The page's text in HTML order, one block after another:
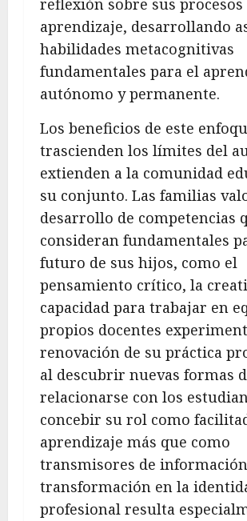
reflexión sobre sus procesos
aprendizaje, desarrollando
habilidades metacognitivas
fundamentales para el
autónomo y permanente.
Los beneficios de este
trascienden los límites del
extienden a la comunidad
su conjunto. Las familias
desarrollo de competencias
consideran fundamentales
futuro de sus hijos, como el
pensamiento crítico, la
capacidad para trabajar en
propios docentes
renovación de su práctica
al descubrir nuevas formas
relacionarse con los
concebir su rol como
aprendizaje más que como
transmisores de
transformación en la
profesional resulta